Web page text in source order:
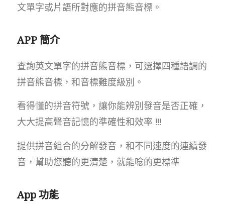
文單字或片語所對應的拼音熊音標。
APP 簡介
查詢英文單字的拼音熊音標，可選擇四種語調的
拼音熊音標，和音標難度級別。
看得懂的拼音符號，讓你能辨別發音是否正確，
大大提高聲音記憶的準確性和效率 !!!
提供拼音組合的分解發音，和不同速度的連續發
音，幫助您聽的更清楚，就能唸的更標準
App 功能